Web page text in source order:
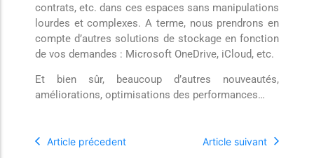
contrats, etc. dans ces espaces sans manipulations
lourdes et complexes. A terme, nous prendrons en
compte d’autres solutions de stockage en fonction
de vos demandes : Microsoft OneDrive, iCloud, etc.
Et bien sûr, beaucoup d’autres nouveautés,
améliorations, optimisations des performances…
Article précedent Article suivant